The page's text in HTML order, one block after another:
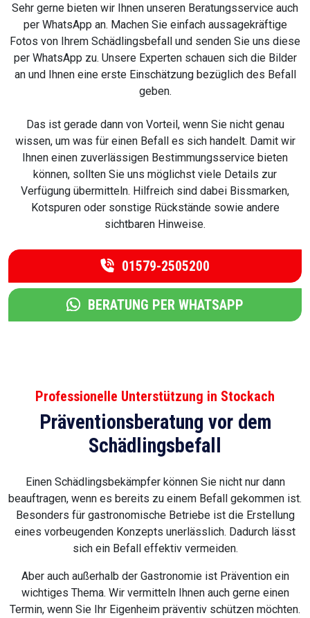
Sehr gerne bieten wir Ihnen unseren Beratungsservice auch
per WhatsApp an. Machen Sie einfach aussagekräftige
Fotos von Ihrem Schädlingsbefall und senden Sie uns diese
per WhatsApp zu. Unsere Experten schauen sich die Bilder
an und Ihnen eine erste Einschätzung bezüglich des Befall
geben.
Das ist gerade dann von Vorteil, wenn Sie nicht genau
wissen, um was für einen Befall es sich handelt. Damit wir
Ihnen einen zuverlässigen Bestimmungsservice bieten
können, sollten Sie uns möglichst viele Details zur
Verfügung übermitteln. Hilfreich sind dabei Bissmarken,
Kotspuren oder sonstige Rückstände sowie andere
sichtbaren Hinweise.
01579-2505200
BERATUNG PER WHATSAPP
Professionelle Unterstützung in Stockach
Präventionsberatung vor dem
Schädlingsbefall
Einen Schädlingsbekämpfer können Sie nicht nur dann
beauftragen, wenn es bereits zu einem Befall gekommen ist.
Besonders für gastronomische Betriebe ist die Erstellung
eines vorbeugenden Konzepts unerlässlich. Dadurch lässt
sich ein Befall effektiv vermeiden.
Aber auch außerhalb der Gastronomie ist Prävention ein
wichtiges Thema. Wir vermitteln Ihnen auch gerne einen
Termin, wenn Sie Ihr Eigenheim präventiv schützen möchten.